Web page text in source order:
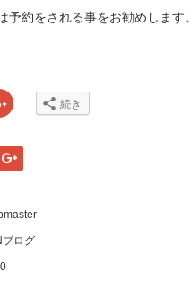
予約をされる事をお勧めします。
ク
リ
し
て
Google+
で
し
ウ
続き
ブログ
0